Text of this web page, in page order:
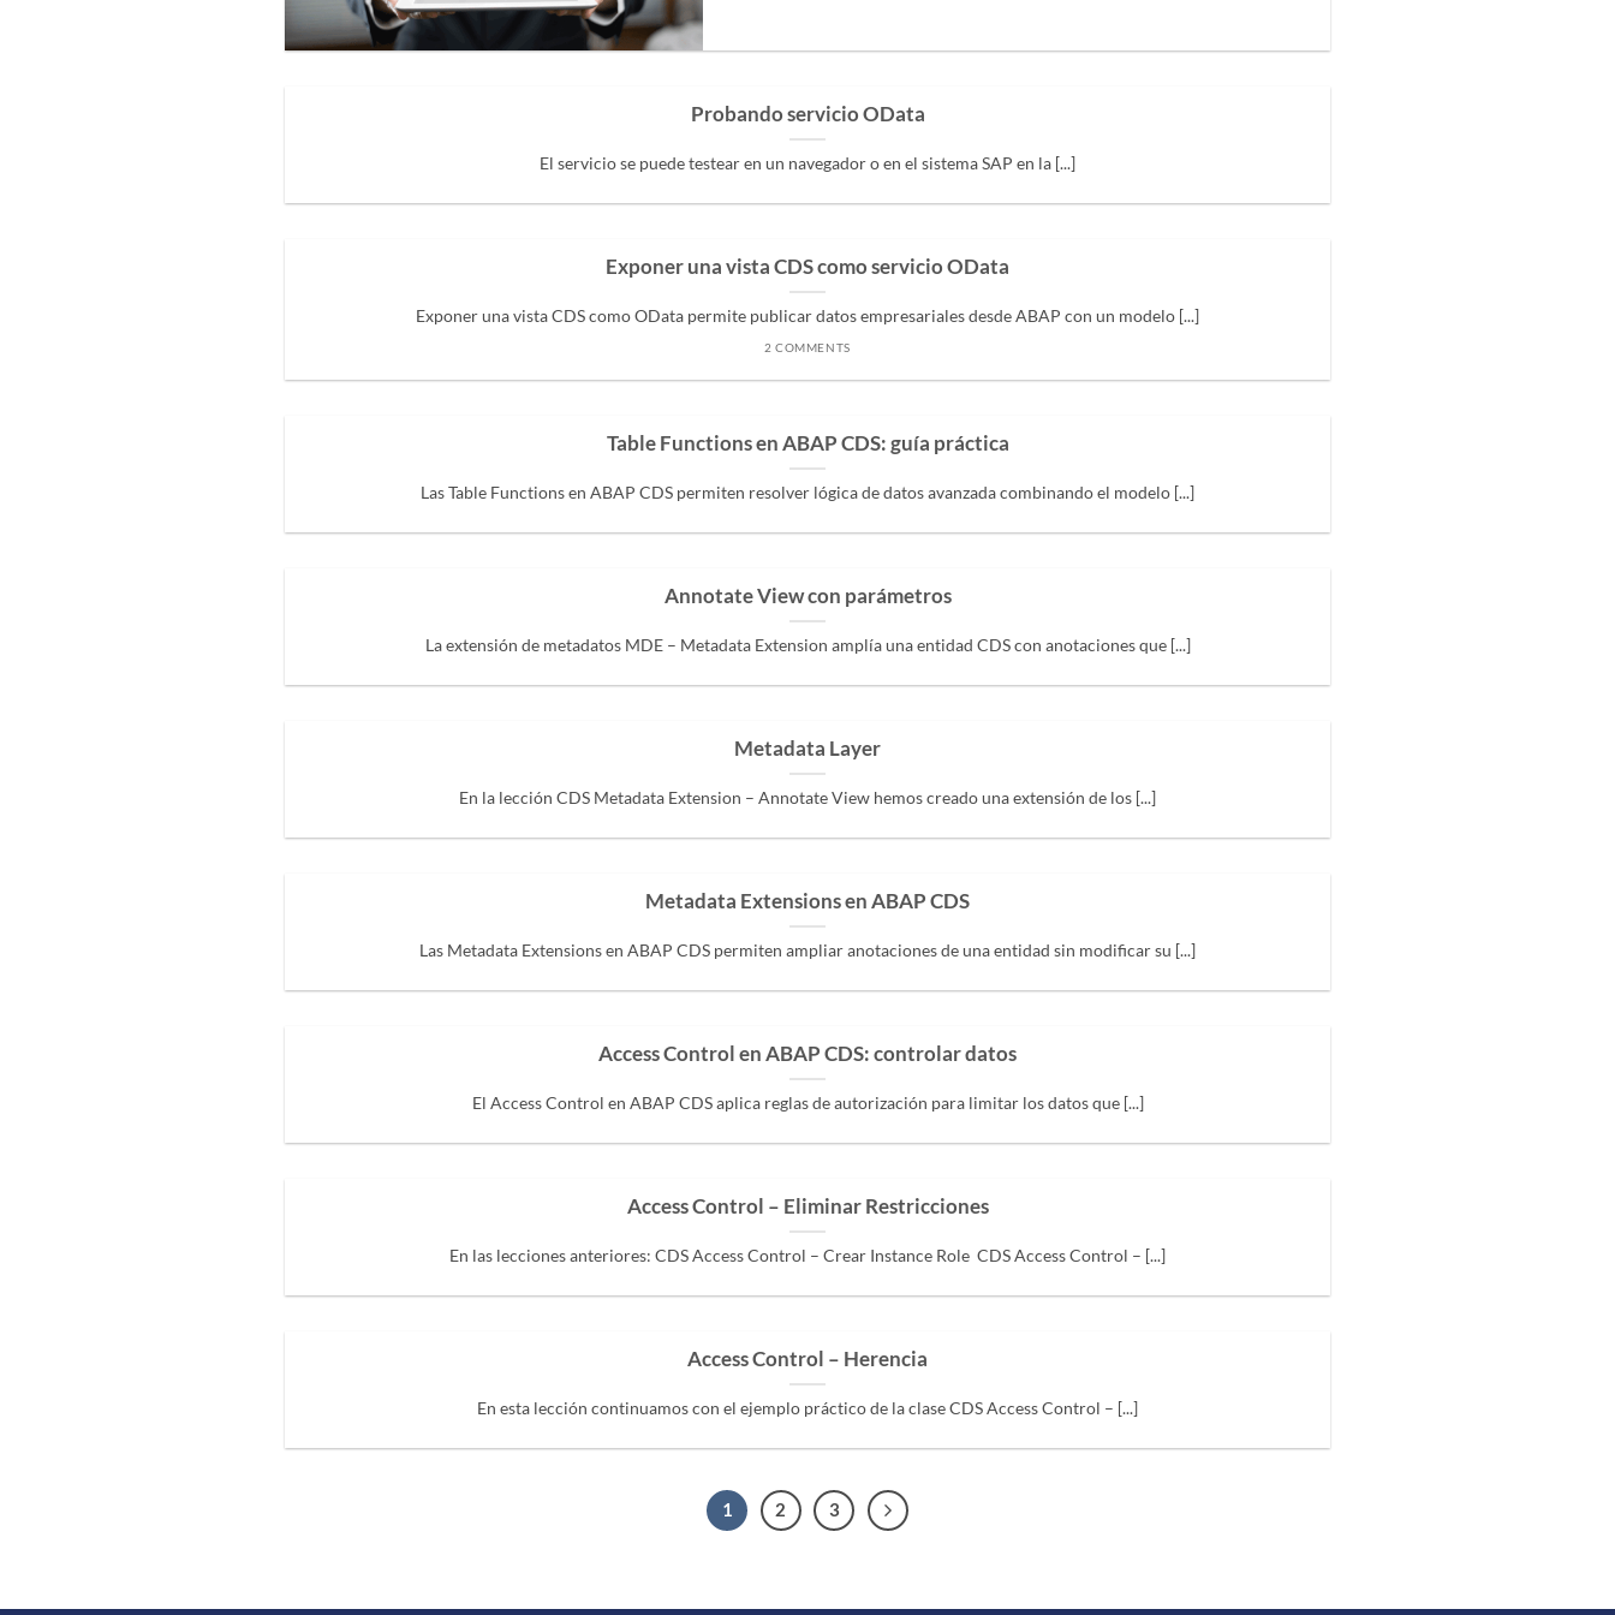
Probando servicio OData
El servicio se puede testear en un navegador o en el sistema SAP en la [...]
Exponer una vista CDS como servicio OData
Exponer una vista CDS como OData permite publicar datos empresariales desde ABAP con un modelo [...]
2 COMMENTS
Table Functions en ABAP CDS: guía práctica
Las Table Functions en ABAP CDS permiten resolver lógica de datos avanzada combinando el modelo [...]
Annotate View con parámetros
La extensión de metadatos MDE – Metadata Extension amplía una entidad CDS con anotaciones que [...]
Metadata Layer
En la lección CDS Metadata Extension – Annotate View hemos creado una extensión de los [...]
Metadata Extensions en ABAP CDS
Las Metadata Extensions en ABAP CDS permiten ampliar anotaciones de una entidad sin modificar su [...]
Access Control en ABAP CDS: controlar datos
El Access Control en ABAP CDS aplica reglas de autorización para limitar los datos que [...]
Access Control – Eliminar Restricciones
En las lecciones anteriores: CDS Access Control – Crear Instance Role CDS Access Control – [...]
Access Control – Herencia
En esta lección continuamos con el ejemplo práctico de la clase CDS Access Control – [...]
1 2 3